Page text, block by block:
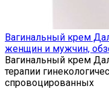
Вагинальный крем
женщин и мужчин,
Вагинальный крем
терапии
спровоцированных